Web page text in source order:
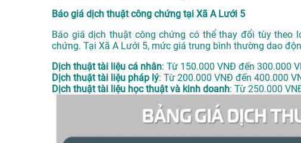
Báo giá dịch thuật công chứng tại Xã A Lưới 5
Báo giá dịch thuật công chứng có thể thay đổi tùy
chứng. Tại Xã A Lưới 5, mức giá trung bình thường dao
Dịch thuật tài liệu cá nhân: Từ 150.000 VNĐ đến 300.000
Dịch thuật tài liệu pháp lý: Từ 200.000 VNĐ đến 400.000
Dịch thuật tài liệu học thuật và kinh doanh: Từ 250.000